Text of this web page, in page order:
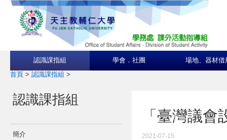
認識課指組 學會．社團 場地、器材借
首頁 > 認識課指組 >
認識課指組
簡介
「臺灣議
2021-07-15